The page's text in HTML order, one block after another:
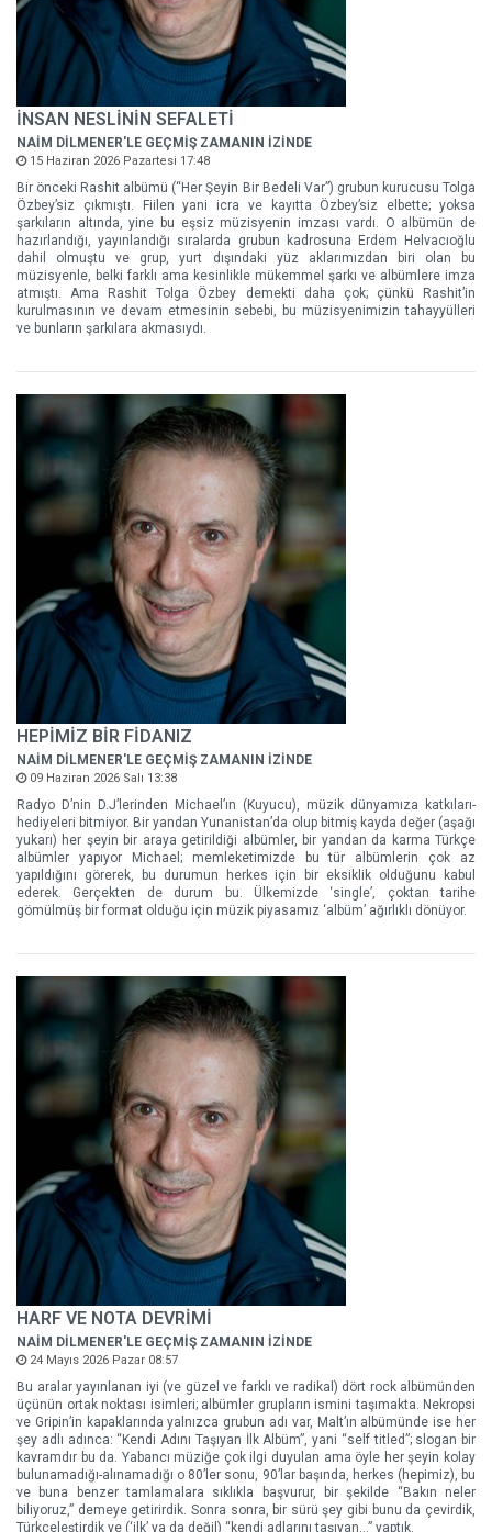
İNSAN NESLİNİN SEFALETİ
NAİM DİLMENER'LE GEÇMİŞ ZAMANIN İZİNDE
15 Haziran 2026 Pazartesi 17:48
Bir önceki Rashit albümü (“Her Şeyin Bir Bedeli Var”) grubun kurucusu Tolga
Özbey’siz çıkmıştı. Fiilen yani icra ve kayıtta Özbey’siz elbette; yoksa
şarkıların altında, yine bu eşsiz müzisyenin imzası vardı. O albümün de
hazırlandığı, yayınlandığı sıralarda grubun kadrosuna Erdem Helvacıoğlu
dahil olmuştu ve grup, yurt dışındaki yüz aklarımızdan biri olan bu
müzisyenle, belki farklı ama kesinlikle mükemmel şarkı ve albümlere imza
atmıştı. Ama Rashit Tolga Özbey demekti daha çok; çünkü Rashit’in
kurulmasının ve devam etmesinin sebebi, bu müzisyenimizin tahayyülleri
ve bunların şarkılara akmasıydı.
HEPİMİZ BİR FİDANIZ
NAİM DİLMENER'LE GEÇMİŞ ZAMANIN İZİNDE
09 Haziran 2026 Salı 13:38
Radyo D’nin D.J’lerinden Michael’ın (Kuyucu), müzik dünyamıza katkıları-
hediyeleri bitmiyor. Bir yandan Yunanistan’da olup bitmiş kayda değer (aşağı
yukarı) her şeyin bir araya getirildiği albümler, bir yandan da karma Türkçe
albümler yapıyor Michael; memleketimizde bu tür albümlerin çok az
yapıldığını görerek, bu durumun herkes için bir eksiklik olduğunu kabul
ederek. Gerçekten de durum bu. Ülkemizde ‘single’, çoktan tarihe
gömülmüş bir format olduğu için müzik piyasamız ‘albüm’ ağırlıklı dönüyor.
HARF VE NOTA DEVRİMİ
NAİM DİLMENER'LE GEÇMİŞ ZAMANIN İZİNDE
24 Mayıs 2026 Pazar 08:57
Bu aralar yayınlanan iyi (ve güzel ve farklı ve radikal) dört rock albümünden
üçünün ortak noktası isimleri; albümler grupların ismini taşımakta. Nekropsi
ve Gripin’in kapaklarında yalnızca grubun adı var, Malt’ın albümünde ise her
şey adlı adınca: “Kendi Adını Taşıyan İlk Albüm”, yani “self titled”; slogan bir
kavramdır bu da. Yabancı müziğe çok ilgi duyulan ama öyle her şeyin kolay
bulunamadığı-alınamadığı o 80’ler sonu, 90’lar başında, herkes (hepimiz), bu
ve buna benzer tamlamalara sıklıkla başvurur, bir şekilde “Bakın neler
biliyoruz,” demeye getirirdik. Sonra sonra, bir sürü şey gibi bunu da çevirdik,
Türkçeleştirdik ve (‘ilk’ ya da değil) “kendi adlarını taşıyan…” yaptık.